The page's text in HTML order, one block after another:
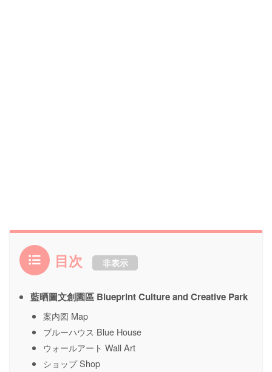
目次 非表示
藍晒圖文創園區 Blueprint Culture and Creative Park
案内図 Map
ブルーハウス Blue House
ウォールアート Wall Art
ショップ Shop